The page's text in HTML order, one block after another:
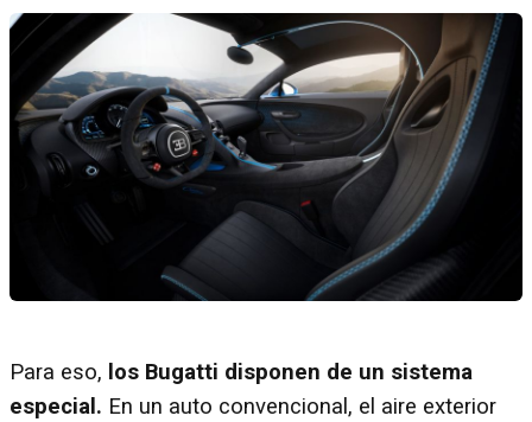
Para eso, los Bugatti disponen de un sistema
especial. En un auto convencional, el aire exterior